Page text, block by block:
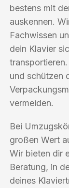
bestens mit
auskennen.
Fachwissen
dein Klavier
und schützen
vermeiden.
Bei
großen Wert
Wir bieten dir
Beratung, in
deines